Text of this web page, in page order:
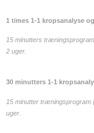
1 times 1-1 kropsanalyse
15 minutters
2 uger.
30 minutters 1-1
15 minutter træningsprogram
uger.